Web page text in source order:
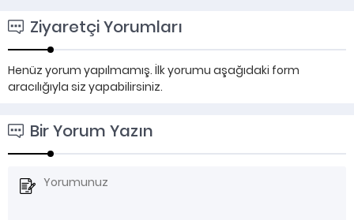
Ziyaretçi Yorumları
Henüz yorum yapılmamış. İlk yorumu aşağıdaki form
aracılığıyla siz yapabilirsiniz.
Bir Yorum Yazın